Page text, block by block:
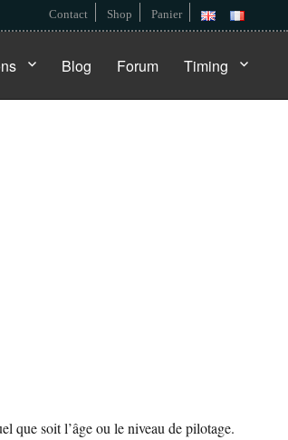
Contact Shop Panier
Blog Forum Timing
que soit l’âge ou le niveau de pilotage.